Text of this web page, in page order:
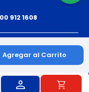
Agregar al Carrito
912 1608
los derechos reservados.